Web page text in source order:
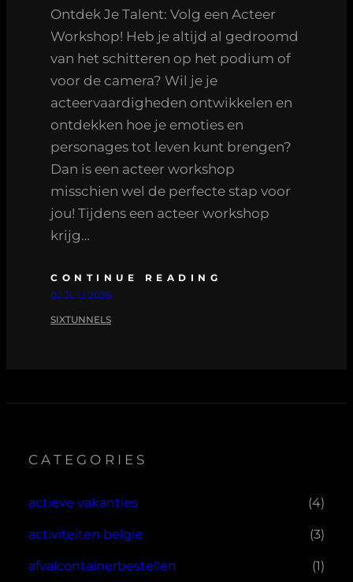
Ontdek Je Talent: Volg een Acteer
Workshop! Heb je altijd al gedroomd
van het schitteren op het podium of
voor de camera? Wil je je
acteervaardigheden ontwikkelen en
ontdekken hoe je emoties en
personages tot leven kunt brengen?
Dan is een acteer workshop
misschien wel de perfecte stap voor
jou! Tijdens een acteer workshop
krijg…
CONTINUE READING
02 JULI 2026
SIXTUNNELS
CATEGORIES
actieve vakanties (4)
activiteiten belgie (3)
afvalcontainerbestellen (1)